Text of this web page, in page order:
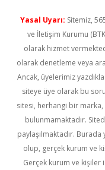
Yasal Uyarı: Sitemiz,
ve İletişim Kurumu
olarak hizmet
olarak denetleme veya
Ancak, üyelerimiz
siteye üye olarak bu
sitesi, herhangi bir marka,
bulunmamaktadır.
paylaşılmaktadır.
olup, gerçek kurum ve
Gerçek kurum ve